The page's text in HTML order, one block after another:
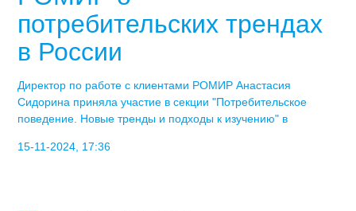
потребительских трендах
в России
Директор по работе с клиентами РОМИР Анастасия
Сидорина приняла участие в секции "Потребительское
поведение. Новые тренды и подходы к изучению" в
15-11-2024, 17:36